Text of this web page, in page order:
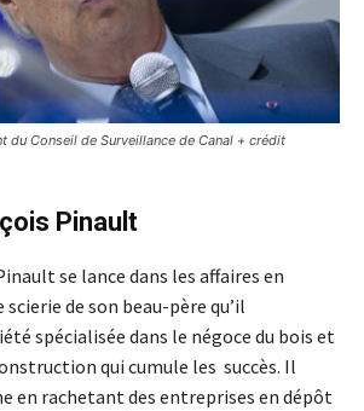
du Conseil de Surveillance de Canal + crédit
Pinault
se lance dans les affaires en
de son beau-père qu’il
spécialisée dans le négoce du bois et
qui cumule les succès. Il
en rachetant des entreprises en dépôt